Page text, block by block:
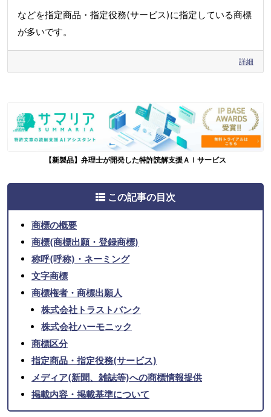
などを指定商品・指定役務(サービス)に指定している商標
が多いです。
詳細
【新製品】弁理士が開発した特許読解支援ＡＩサービス
この記事の目次
商標の概要
商標(商標出願・登録商標)
称呼(呼称)・ネーミング
文字商標
商標権者・商標出願人
株式会社トラストバンク
株式会社ハーモニック
商標区分
指定商品・指定役務(サービス)
メディア(新聞、雑誌等)への商標情報提供
掲載内容・掲載基準について